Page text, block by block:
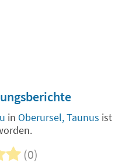
in Oberursel, Taunus ist
(0)